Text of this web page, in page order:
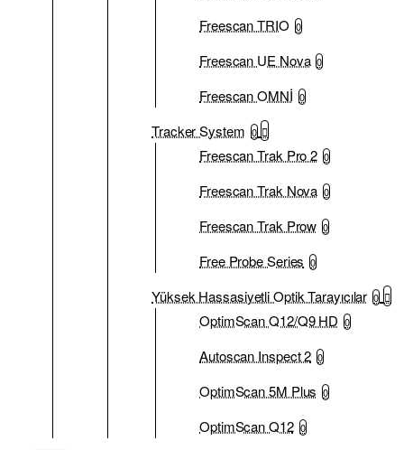
Freescan TRIO 0
Freescan UE Nova 0
Freescan OMNİ 0
Tracker System 0
Freescan Trak Pro 2 0
Freescan Trak Nova 0
Freescan Trak Prow 0
Free Probe Series 0
Yüksek Hassasiyetli Optik Tarayıcılar 0
OptimScan Q12/Q9 HD 0
Autoscan Inspect 2 0
OptimScan 5M Plus 0
OptimScan Q12 0